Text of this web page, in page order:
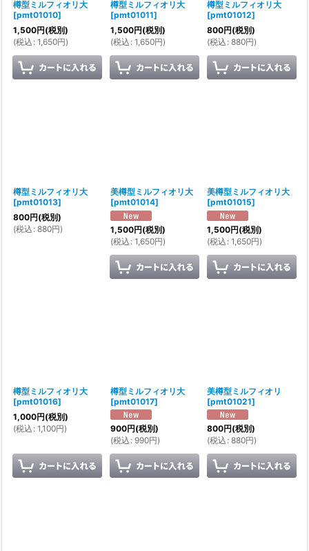
樽型ミルフィオリ大
[pmt01010]
1,500円(税別)
(税込 : 1,650円)
樽型ミルフィオリ大
[pmt01011]
1,500円(税別)
(税込 : 1,650円)
樽型ミルフィオリ大
[pmt01012]
800円(税別)
(税込 : 880円)
樽型ミルフィオリ大
[pmt01013]
800円(税別)
(税込 : 880円)
美樽型ミルフィオリ大
[pmt01014]
1,500円(税別)
(税込 : 1,650円)
美樽型ミルフィオリ大
[pmt01015]
1,500円(税別)
(税込 : 1,650円)
樽型ミルフィオリ大
[pmt01016]
1,000円(税別)
(税込 : 1,100円)
樽型ミルフィオリ大
[pmt01017]
900円(税別)
(税込 : 990円)
美樽型ミルフィオリ
[pmt01021]
800円(税別)
(税込 : 880円)